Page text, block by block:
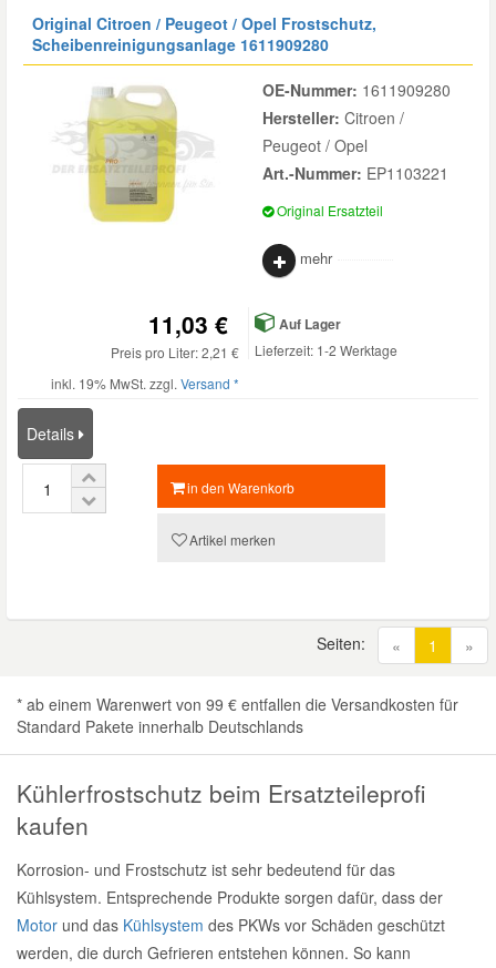
Original Citroen / Peugeot / Opel Frostschutz,
Scheibenreinigungsanlage 1611909280
OE-Nummer: 1611909280
Hersteller: Citroen /
Peugeot / Opel
Art.-Nummer: EP1103221
Original Ersatzteil
mehr
11,03 €
Preis pro Liter: 2,21 €
inkl. 19% MwSt. zzgl. Versand *
Auf Lager
Lieferzeit: 1-2 Werktage
Details
in den Warenkorb
Artikel merken
« 1 (current)
»
Seiten:
* ab einem Warenwert von 99 € entfallen die Versandkosten für
Standard Pakete innerhalb Deutschlands
Kühlerfrostschutz beim Ersatzteileprofi
kaufen
Korrosion- und Frostschutz ist sehr bedeutend für das
Kühlsystem. Entsprechende Produkte sorgen dafür, dass der
Motor und das Kühlsystem des PKWs vor Schäden geschützt
werden, die durch Gefrieren entstehen können. So kann